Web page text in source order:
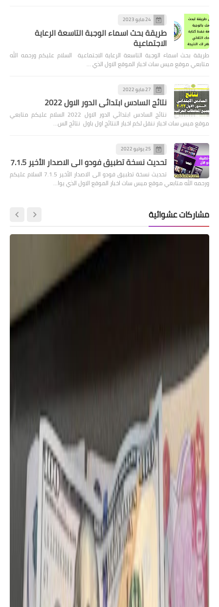
24 مايو 2023
طريقة بحث اسماء الوجبة التاسعة الرعاية
الاجتماعية
طريقة بحث اسماء الوجبة التاسعة الرعاية الاجتماعية السلام عليكم ورحمه الله
متابعي موقع ميس سات اخبار الموقع الاول الذي …
27 مايو 2022
نتائج السادس ابتدائي الدور الاول 2022
نتائج السادس ابتدائي الدور الاول 2022 السلام عليكم متابعي
موقع ميس سات اخبار ننقل لكم اخبار النتائج اول باول نتائج الس…
25 يوليو 2022
تحديث نسخة تطبيق فودو الى الاصدار الأخير 7.1.5
تحديث نسخة تطبيق فودو الى الاصدار الأخير 7.1.5 السلام عليكم
ورحمه الله متابعي موقع ميس سات اخبار الموقع الاول الذي يوا…
مشاركات عشوائية